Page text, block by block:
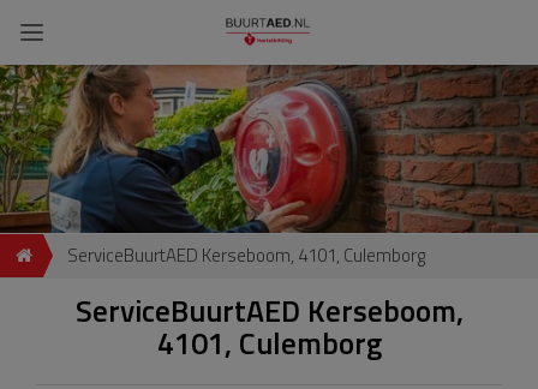
ServiceBuurtAED Kerseboom, 4101, Culemborg
ServiceBuurtAED Kerseboom,
4101, Culemborg